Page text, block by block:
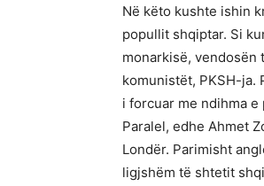
Në këto kushte ishin
popullit shqiptar. Si
monarkisë, vendosën
komunistët, PKSH-ja.
i forcuar me ndihma
Paralel, edhe Ahmet
Londër. Parimisht
ligjshëm të shtetit